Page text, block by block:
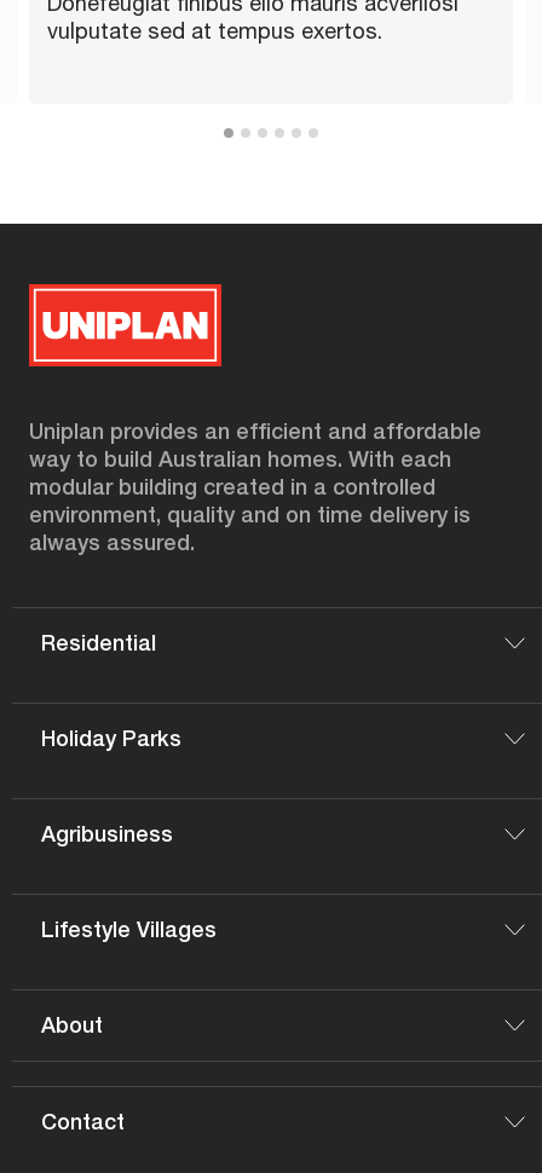
Donefeugiat finibus elio mauris acverilosi
vulputate sed at tempus exertos.
Uniplan provides an efficient and affordable
way to build Australian homes. With each
modular building created in a controlled
environment, quality and on time delivery is
always assured.
Residential
Holiday Parks
Agribusiness
Lifestyle Villages
About
Contact